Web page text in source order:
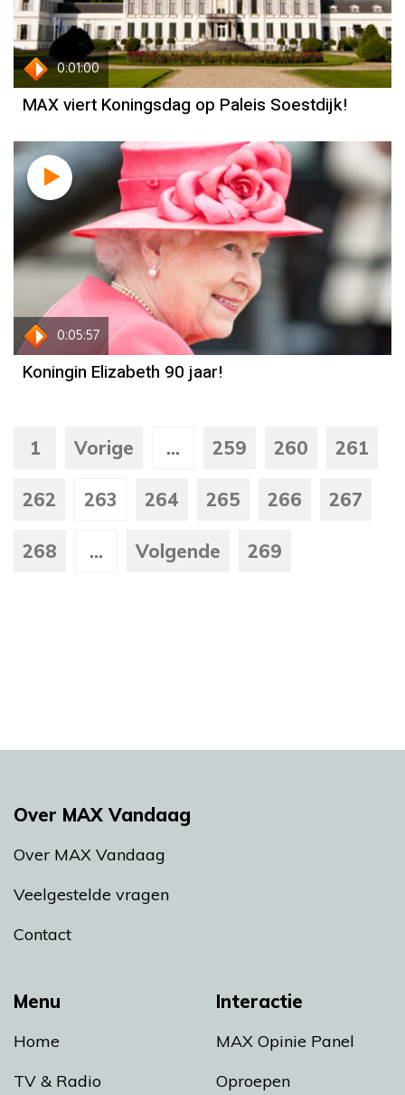
0:01:00
MAX viert Koningsdag op Paleis Soestdijk!
0:05:57
Koningin Elizabeth 90 jaar!
1 Vorige ... 259 260 261
262 263 264 265 266 267
268 ... Volgende 269
Menu
Home
TV & Radio
Interactie
MAX Opinie Panel
Oproepen
Over MAX Vandaag
Over MAX Vandaag
Veelgestelde vragen
Contact